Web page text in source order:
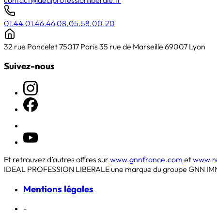
01.44.01.46.4608.05.58.00.20
32 rue Poncelet 75017 Paris 35 rue de Marseille 69007 Lyon
Suivez-nous
Et retrouvez d’autres offres sur www.gnnfrance.com et
IDEAL PROFESSION LIBERALE une marque du groupe GNN
Mentions légales
-